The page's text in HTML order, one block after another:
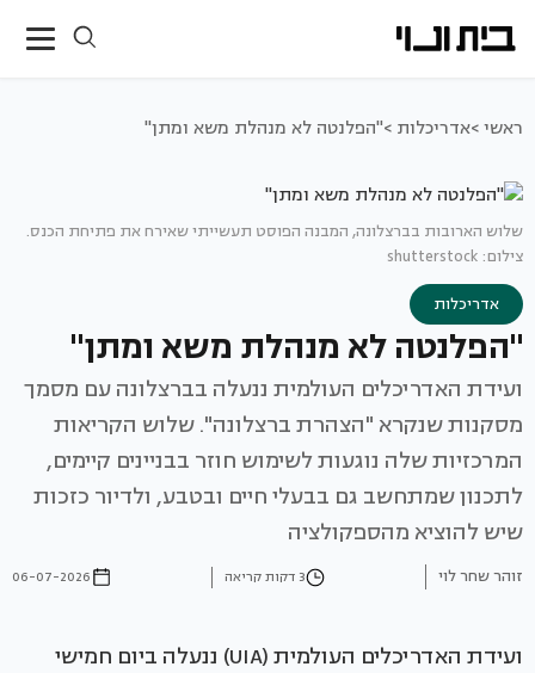
ראשי >אדריכלות >"הפלנטה לא מנהלת משא ומתן"
שלוש הארובות בברצלונה, המבנה הפוסט תעשייתי שאירח את פתיחת הכנס.
צילום: shutterstock
אדריכלות
"הפלנטה לא מנהלת משא ומתן"
ועידת האדריכלים העולמית ננעלה בברצלונה עם מסמך
מסקנות שנקרא "הצהרת ברצלונה". שלוש הקריאות
המרכזיות שלה נוגעות לשימוש חוזר בבניינים קיימים,
לתכנון שמתחשב גם בבעלי חיים ובטבע, ולדיור כזכות
שיש להוציא מהספקולציה
זוהר שחר לוי 3 דקות קריאה 06-07-2026
ועידת האדריכלים העולמית (UIA) ננעלה ביום חמישי